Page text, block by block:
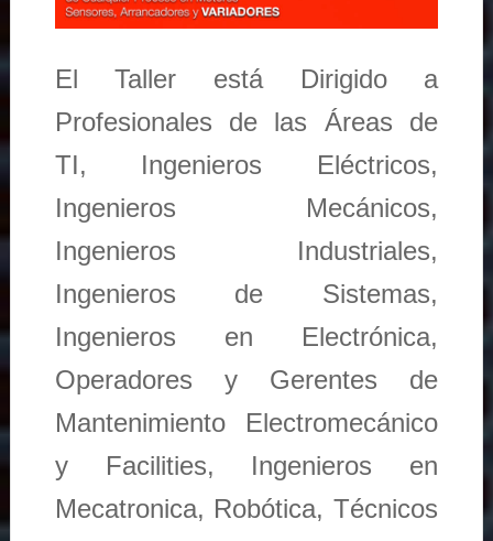
El Taller está Dirigido a
Profesionales de las Áreas de
TI, Ingenieros Eléctricos,
Ingenieros Mecánicos,
Ingenieros Industriales,
Ingenieros de Sistemas,
Ingenieros en Electrónica,
Operadores y Gerentes de
Mantenimiento Electromecánico
y Facilities, Ingenieros en
Mecatronica, Robótica, Técnicos